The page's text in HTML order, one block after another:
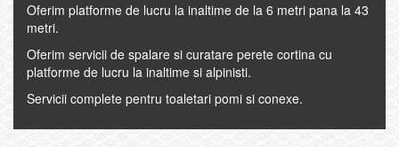
Oferim platforme de lucru la inaltime de la 6 metri pana la 43
metri.
Oferim servicii de spalare si curatare perete cortina cu
platforme de lucru la inaltime si alpinisti.
Servicii complete pentru toaletari pomi si conexe.